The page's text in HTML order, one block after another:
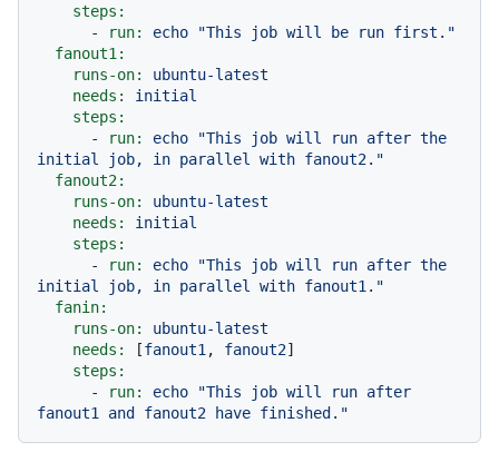
steps:
-
run: echo
"This job will be run first."
fanout1:
runs-on:
ubuntu-latest
needs:
initial
steps:
-
run: echo
"This job will run after the
initial job, in parallel with fanout2."
fanout2:
runs-on:
ubuntu-latest
needs:
initial
steps:
-
run: echo
"This job will run after the
initial job, in parallel with fanout1."
fanin:
runs-on:
ubuntu-latest
needs:
[fanout1 , fanout2]
steps:
-
run: echo
"This job will run after
fanout1 and fanout2 have finished."